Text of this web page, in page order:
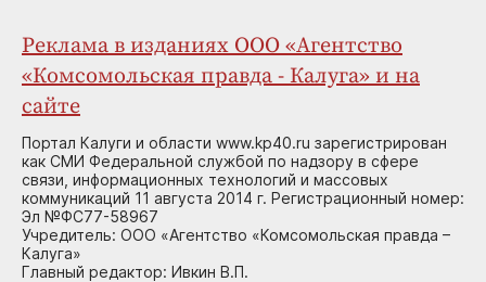
Реклама в изданиях ООО «Агентство
«Комсомольская правда - Калуга» и на
сайте
Портал Калуги и области www.kp40.ru зарегистрирован
как СМИ Федеральной службой по надзору в сфере
связи, информационных технологий и массовых
коммуникаций 11 августа 2014 г. Регистрационный номер:
Эл №ФС77-58967
Учредитель: ООО «Агентство «Комсомольская правда –
Калуга»
Главный редактор: Ивкин В.П.